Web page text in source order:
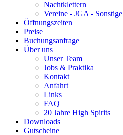
Nachtklettern
Vereine - JGA - Sonstige
Öffnungszeiten
Preise
Buchungsanfrage
Über uns
Unser Team
Jobs & Praktika
Kontakt
Anfahrt
Links
FAQ
20 Jahre High Spirits
Downloads
Gutscheine